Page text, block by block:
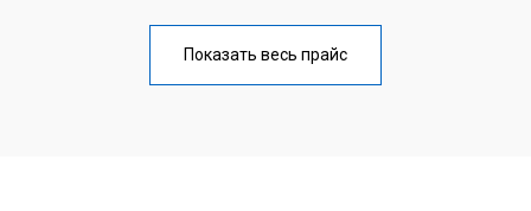
Ремонт платы управления
Замена лампочки от 2400 ₽
Показать весь прайс